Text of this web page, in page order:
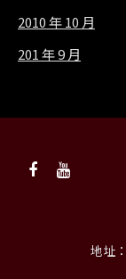
2010 年 10 月
201 年 9 月
地址